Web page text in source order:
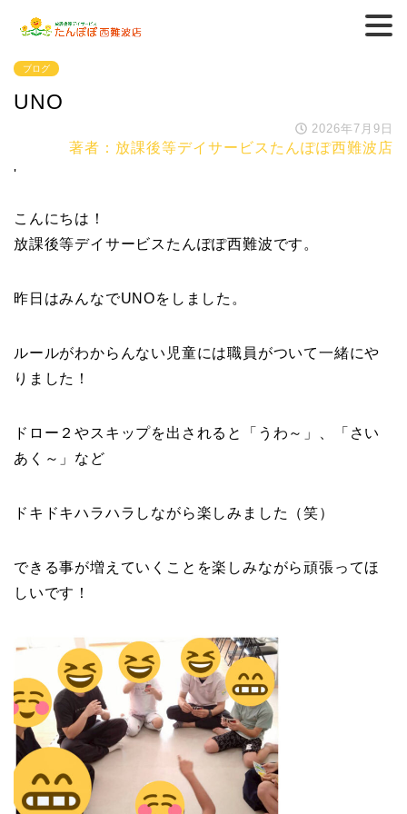
ブログ
UNO
2026年7月9日
著者：放課後等デイサービスたんぽぽ西難波店
'
こんにちは！
放課後等デイサービスたんぽぽ西難波です。
昨日はみんなでUNOをしました。
ルールがわからんない児童には職員がついて一緒にや
りました！
ドロー２やスキップを出されると「うわ～」、「さい
あく～」など
ドキドキハラハラしながら楽しみました（笑）
できる事が増えていくことを楽しみながら頑張ってほ
しいです！